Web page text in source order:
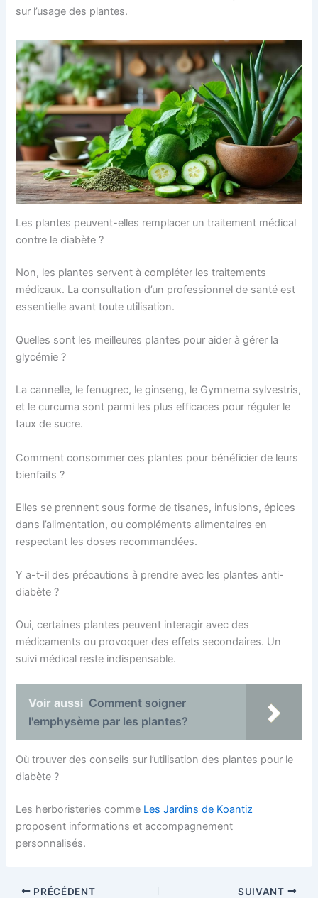
sur l’usage des plantes.
Les plantes peuvent-elles remplacer un traitement médical
contre le diabète ?
Non, les plantes servent à compléter les traitements
médicaux. La consultation d’un professionnel de santé est
essentielle avant toute utilisation.
Quelles sont les meilleures plantes pour aider à gérer la
glycémie ?
La cannelle, le fenugrec, le ginseng, le Gymnema sylvestris,
et le curcuma sont parmi les plus efficaces pour réguler le
taux de sucre.
Comment consommer ces plantes pour bénéficier de leurs
bienfaits ?
Elles se prennent sous forme de tisanes, infusions, épices
dans l’alimentation, ou compléments alimentaires en
respectant les doses recommandées.
Y a-t-il des précautions à prendre avec les plantes anti-
diabète ?
Oui, certaines plantes peuvent interagir avec des
médicaments ou provoquer des effets secondaires. Un
suivi médical reste indispensable.
Voir aussi Comment soigner
l'emphysème par les plantes?
Où trouver des conseils sur l’utilisation des plantes pour le
diabète ?
Les herboristeries comme Les Jardins de Koantiz
proposent informations et accompagnement
personnalisés.
PRÉCÉDENT SUIVANT